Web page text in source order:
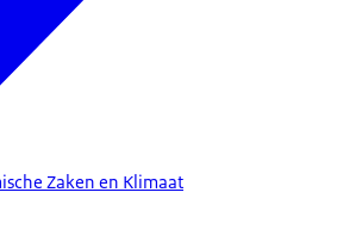
Zaken en Klimaat